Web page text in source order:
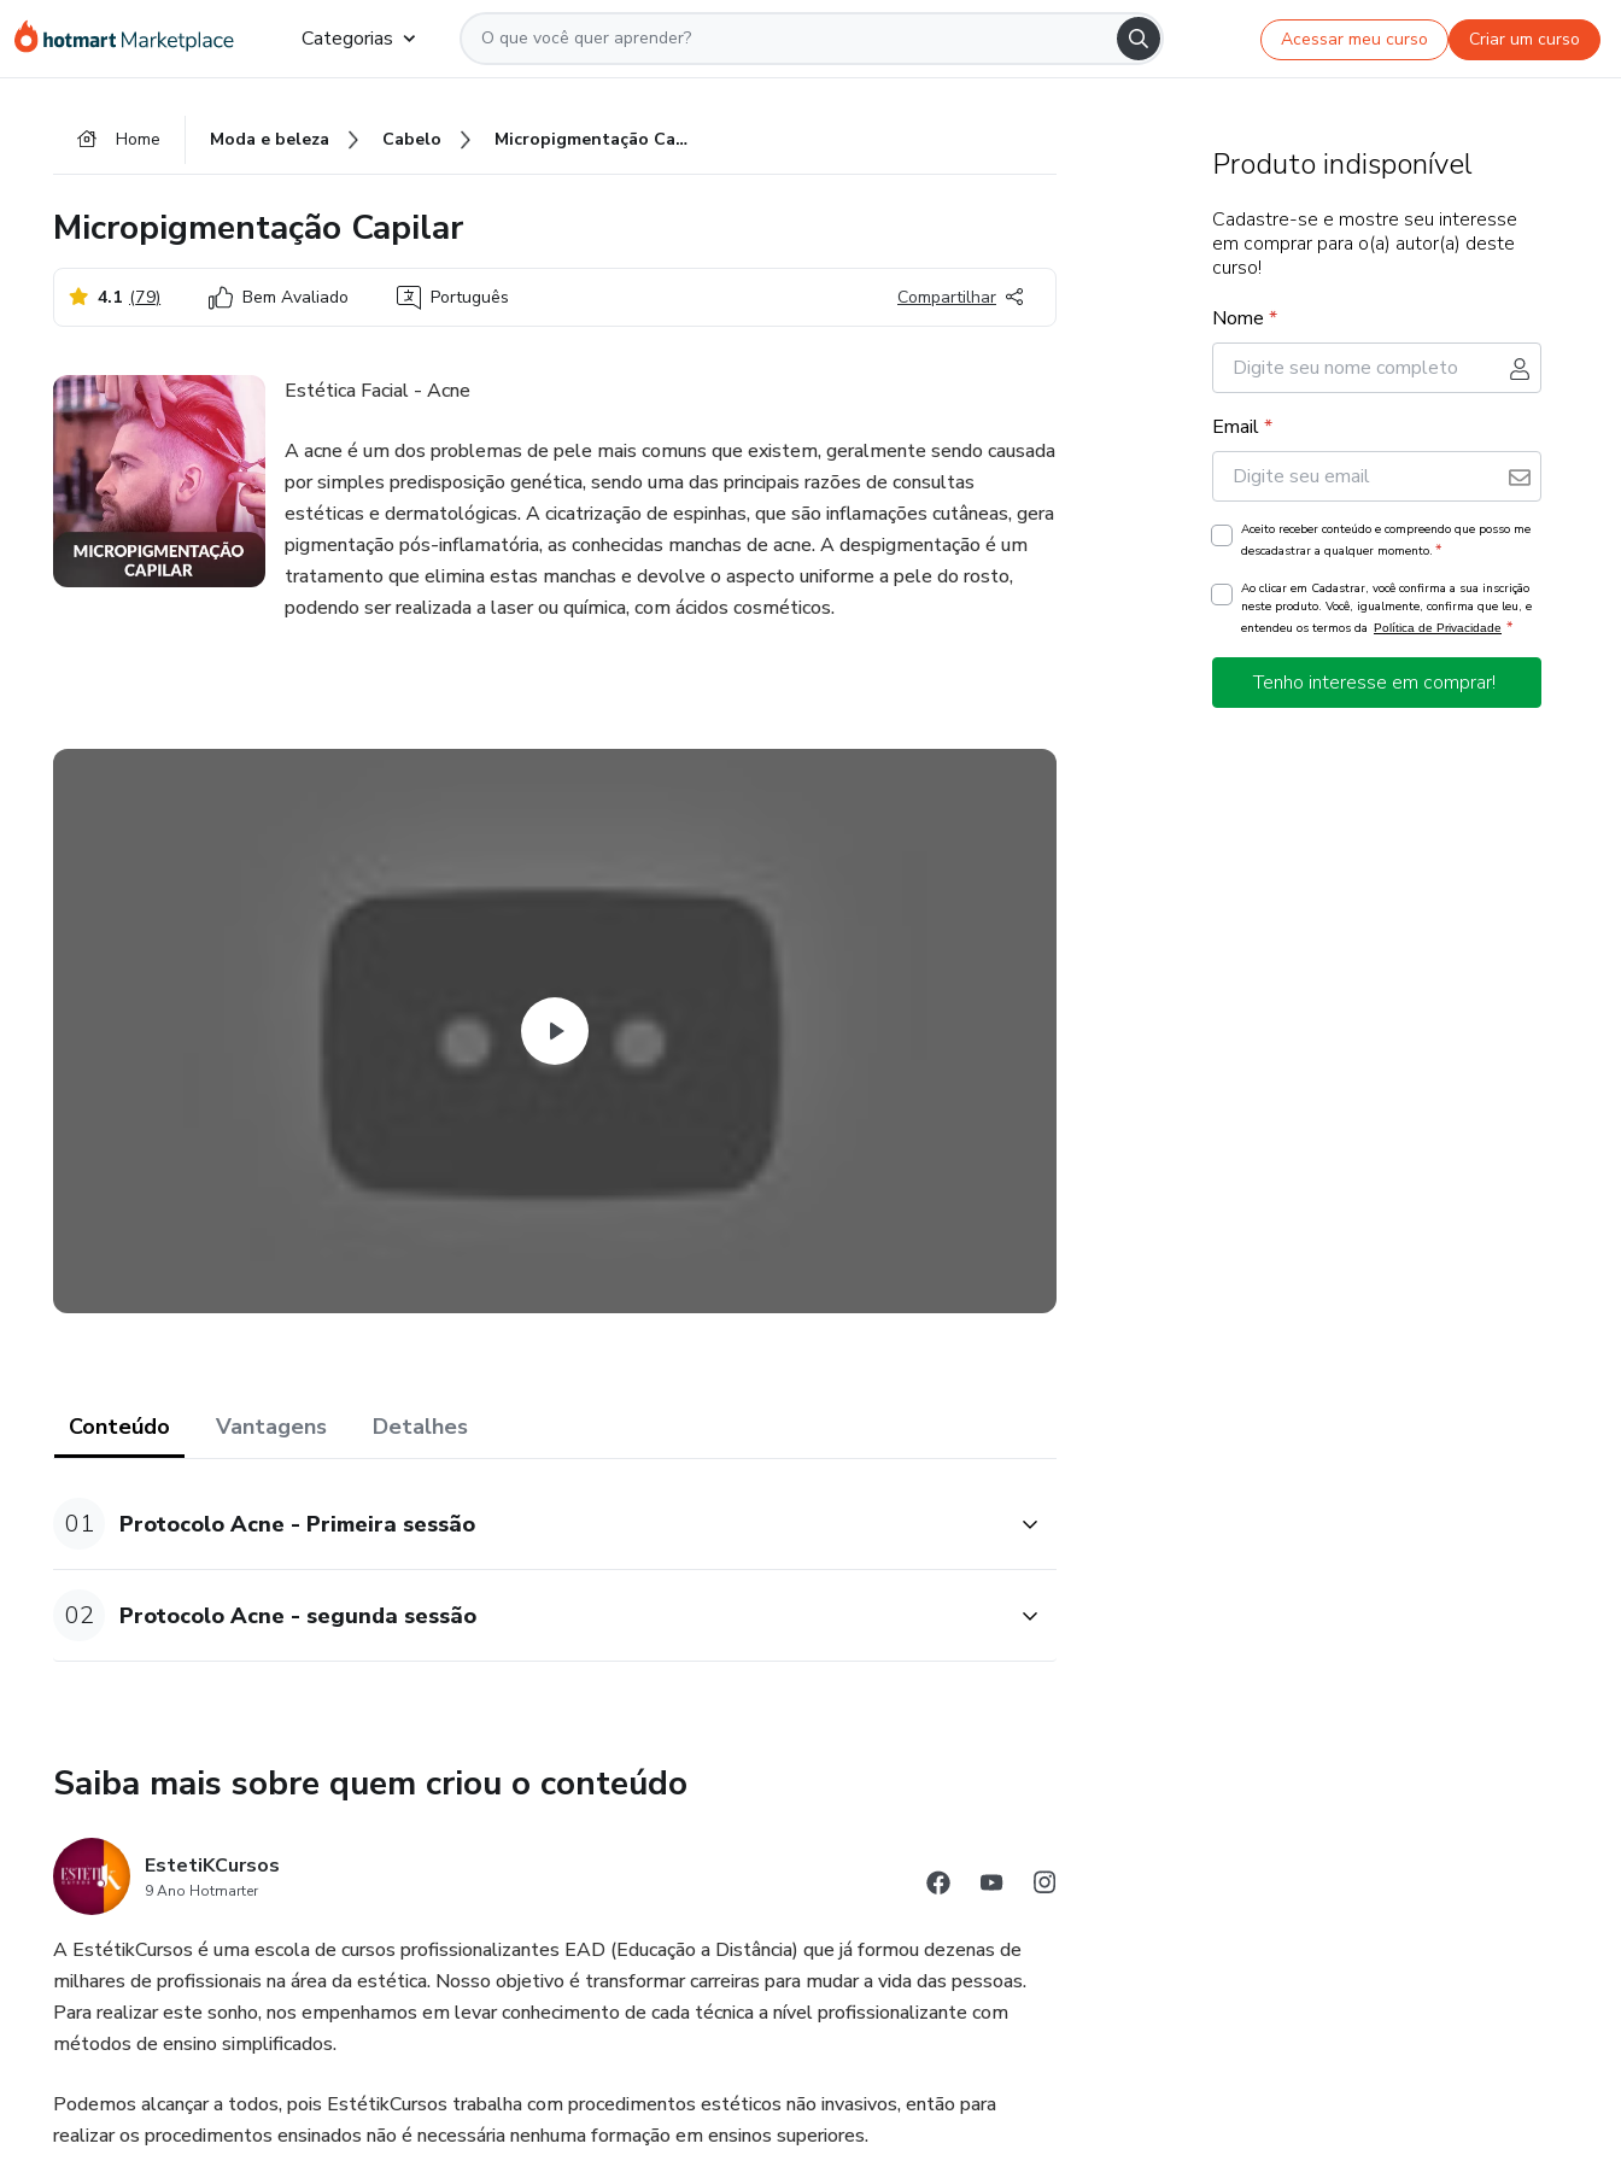
para
para
para
Categorias Acessar meu curso Criar um curso
Home Moda e beleza Cabelo Micropigmentação Capilar
Micropigmentação Capilar
4.1 (79) Bem Avaliado Português Compartilhar
Estética Facial - Acne
A acne é um dos problemas de pele mais comuns que existem, geralmente sendo causada
por simples predisposição genética, sendo uma das principais razões de consultas
estéticas e dermatológicas. A cicatrização de espinhas, que são inflamações cutâneas, gera
pigmentação pós-inflamatória, as conhecidas manchas de acne. A despigmentação é um
tratamento que elimina estas manchas e devolve o aspecto uniforme a pele do rosto,
podendo ser realizada a laser ou química, com ácidos cosméticos.
Conteúdo Vantagens Detalhes
01 Protocolo Acne - Primeira sessão
02 Protocolo Acne - segunda sessão
Saiba mais sobre quem criou o conteúdo
EstetiKCursos
9 Ano Hotmarter
A EstétikCursos é uma escola de cursos profissionalizantes EAD (Educação a Distância) que já formou dezenas de
milhares de profissionais na área da estética. Nosso objetivo é transformar carreiras para mudar a vida das pessoas.
Para realizar este sonho, nos empenhamos em levar conhecimento de cada técnica a nível profissionalizante com
métodos de ensino simplificados.
Podemos alcançar a todos, pois EstétikCursos trabalha com procedimentos estéticos não invasivos, então para
realizar os procedimentos ensinados não é necessária nenhuma formação em ensinos superiores.
Produto indisponível
Cadastre-se e mostre seu interesse
em comprar para o(a) autor(a) deste
curso!
Nome *
Email*
Aceito receber conteúdo e compreendo que posso me
descadastrar a qualquer momento. *
Ao clicar em Cadastrar, você confirma a sua inscrição
neste produto. Você, igualmente, confirma que leu, e
entendeu os termos da Política de Privacidade *
Tenho interesse em comprar!